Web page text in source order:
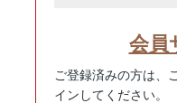
会員
ご登録済みの方は、
インしてください。